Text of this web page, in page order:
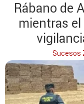
Rábano de
mientras
Sucesos